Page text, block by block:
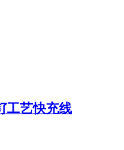
工艺快充线